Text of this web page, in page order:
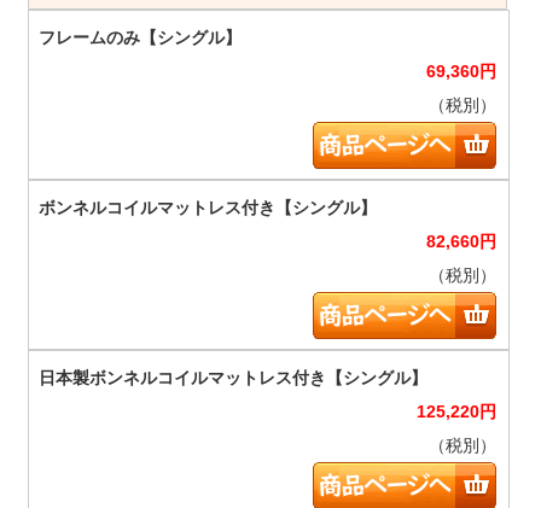
69,360円
（税別）
82,660円
（税別）
125,220円
（税別）